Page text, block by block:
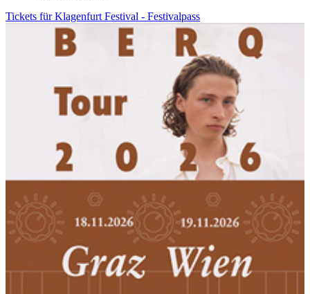
Tickets für Klagenfurt Festival - Festivalpass